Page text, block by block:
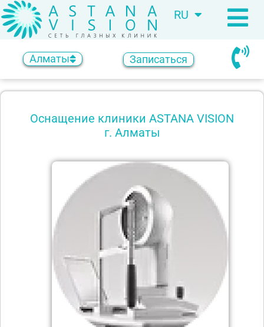
RU
KZ
Алматы Записаться
Оснащение клиники ASTANA VISION
г. Алматы